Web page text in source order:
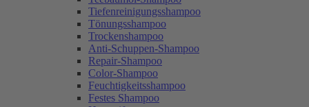
Tiefenreinigungsshampoo
Tönungsshampoo
Trockenshampoo
Anti-Schuppen-Shampoo
Repair-Shampoo
Color-Shampoo
Feuchtigkeitsshampoo
Festes Shampoo